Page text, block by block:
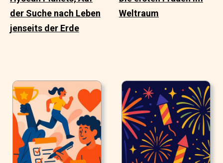
der Suche nach Leben
jenseits der Erde
Weltraum